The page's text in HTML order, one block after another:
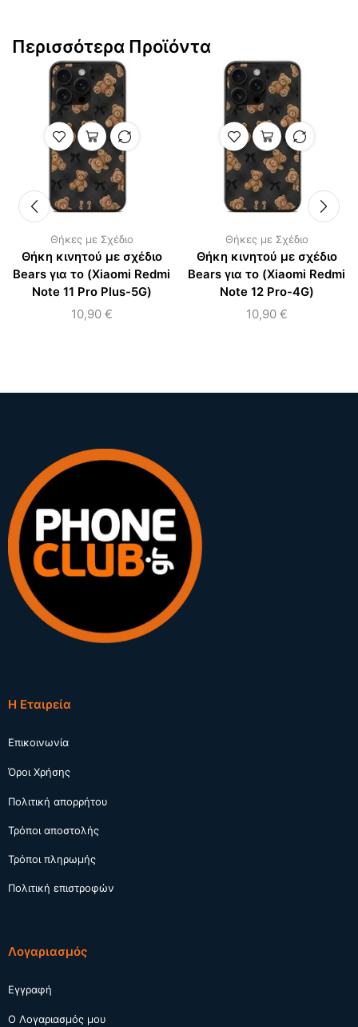
Περισσότερα Προϊόντα
Θήκες με Σχέδιο
Θήκη κινητού με σχέδιο
Bears για το (Xiaomi Redmi
Note 11 Pro Plus-5G)
10,90 €
Θήκες με Σχέδιο
Θήκη κινητού με σχέδιο
Bears για το (Xiaomi Redmi
Note 12 Pro-4G)
10,90 €
Η Εταιρεία
Επικοινωνία
Όροι Χρήσης
Πολιτική απορρήτου
Τρόποι αποστολής
Τρόποι πληρωμής
Πολιτική επιστροφών
Λογαριασμός
Εγγραφή
Ο Λογαριασμός μου